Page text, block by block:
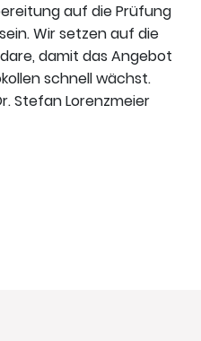
auf die Prüfung
Wir setzen auf die
damit das Angebot
schnell wächst.
Stefan Lorenzmeier